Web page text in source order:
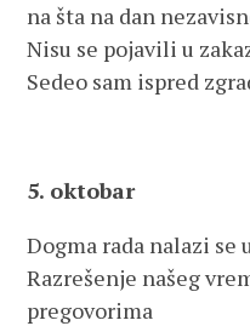
na šta na dan
Nisu se pojavili u
Sedeo sam ispred
5. oktobar
Dogma rada nalazi
Razrešenje našeg
pregovorima